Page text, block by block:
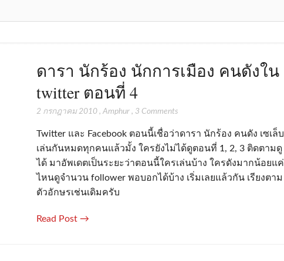
ดารา นักร้อง นักการเมือง คนดังใน
twitter ตอนที่ 4
2 กรกฎาคม 2010, Amphur, 3 Comments
Twitter และ Facebook ตอนนี้เชื่อว่าดารา นักร้อง คนดัง เซเล็บ
เล่นกันหมดทุกคนแล้วมั้ง ใครยังไม่ได้ดูตอนที่ 1, 2, 3 ติดตามดู
ได้ มาอัพเดตเป็นระยะว่าตอนนี้ใครเล่นบ้าง ใครดังมากน้อยแค่
ไหนดูจำนวน follower พอบอกได้บ้าง เริ่มเลยแล้วกัน เรียงตาม
ตัวอักษรเช่นเดิมครับ
Read Post →